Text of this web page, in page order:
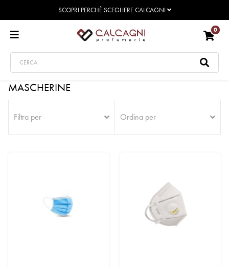
SCOPRI PERCHÈ SCEGLIERE CALCAGNI
0
MASCHERINE
Filtra per Ordina per